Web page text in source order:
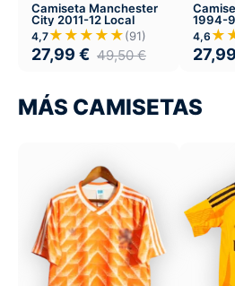
Camiseta Manchester
City 2011-12 Local
4,7★★★★★(91)
27,99 € 49,50€
1994-
4,6
27,99
MÁS CAMISETAS